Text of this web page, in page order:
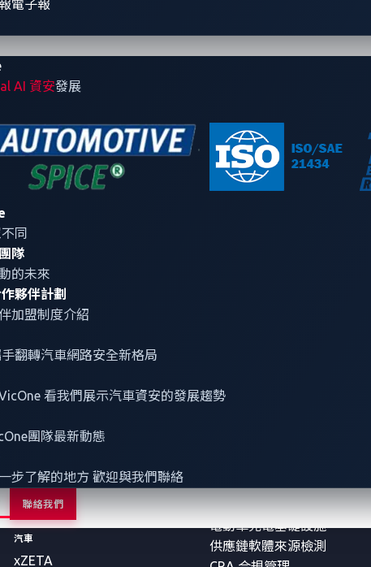
電子報
AI 資安發展
同
隊
的未來
夥伴計劃
加盟制度介紹
翻轉汽車網路安全新格局
看我們展示汽車資安的發展趨勢
團隊最新動態
步了解的地方 歡迎與我們聯絡
聯絡我們
解決方案領導品牌，致力於保護軟體定義車輛（SDV）、電動
趨勢科技⁠旗下子公司，VicOne 承襲趨勢科技超過 30 年的
協助客戶打造兼具智慧化與安全性的下一代產品與系統。
產品與服務
機器人
Radeis
Rthena
汽車
xZETA
機器人資安
智慧座艙資安防護
電動車充電基礎設施
供應鏈軟體來源檢測